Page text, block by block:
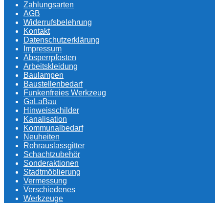
Zahlungsarten
AGB
Widerrufsbelehrung
Kontakt
Datenschutzerklärung
Impressum
Absperrpfosten
Arbeitskleidung
Baulampen
Baustellenbedarf
Funkenfreies Werkzeug
GaLaBau
Hinweisschilder
Kanalisation
Kommunalbedarf
Neuheiten
Rohrauslassgitter
Schachtzubehör
Sonderaktionen
Stadtmöblierung
Vermessung
Verschiedenes
Werkzeuge